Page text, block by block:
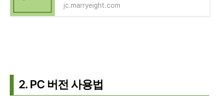
jc.marryeight.com
2. PC 버전 사용법